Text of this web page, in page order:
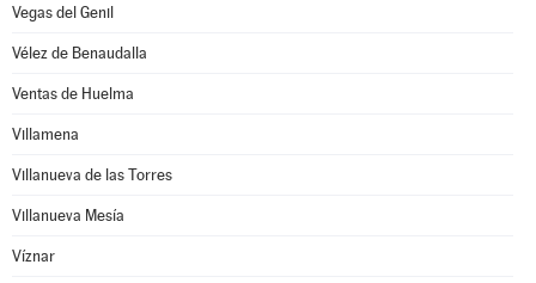
Vegas del Genil
Vélez de Benaudalla
Ventas de Huelma
Villamena
Villanueva de las Torres
Villanueva Mesía
Víznar